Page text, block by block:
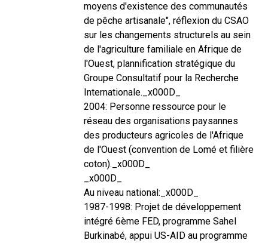
moyens d'existence des communautés
de pêche artisanale", réflexion du CSAO
sur les changements structurels au sein
de l'agriculture familiale en Afrique de
l'Ouest, plannification stratégique du
Groupe Consultatif pour la Recherche
Internationale._x000D_
2004: Personne ressource pour le
réseau des organisations paysannes
des producteurs agricoles de l'Afrique
de l'Ouest (convention de Lomé et filière
coton)._x000D_
_x000D_
Au niveau national:_x000D_
1987-1998: Projet de développement
intégré 6ème FED, programme Sahel
Burkinabé, appui US-AID au programme